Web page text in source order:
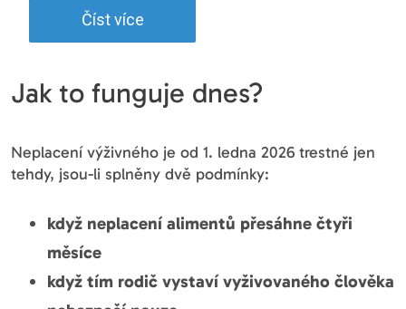
Číst více
Jak to funguje dnes?
Neplacení výživného je od 1. ledna 2026 trestné jen
tehdy, jsou-li splněny dvě podmínky:
když neplacení alimentů přesáhne čtyři
měsíce
když tím rodič vystaví vyživovaného člověka